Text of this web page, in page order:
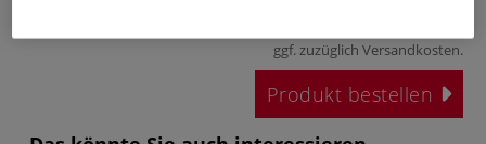
ggf. zuzüglich Versandkosten.
Produkt bestellen